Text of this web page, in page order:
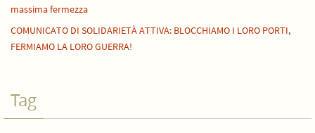
massima fermezza
COMUNICATO DI SOLIDARIETÀ ATTIVA: BLOCCHIAMO I LORO PORTI,
FERMIAMO LA LORO GUERRA!
Tag